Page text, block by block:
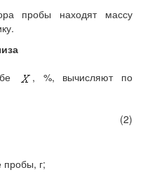
пробы находят массу
, %, вычисляют по
(2)
пробы, г;